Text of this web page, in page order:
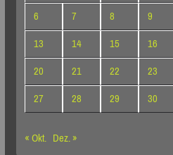
6
7 8 9
13
14 15 16
20
21 22 23
27
28 29
30
« Okt. Dez. »